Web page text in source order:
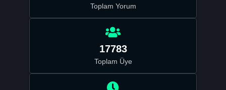
Toplam Yorum
17783
Toplam Üye